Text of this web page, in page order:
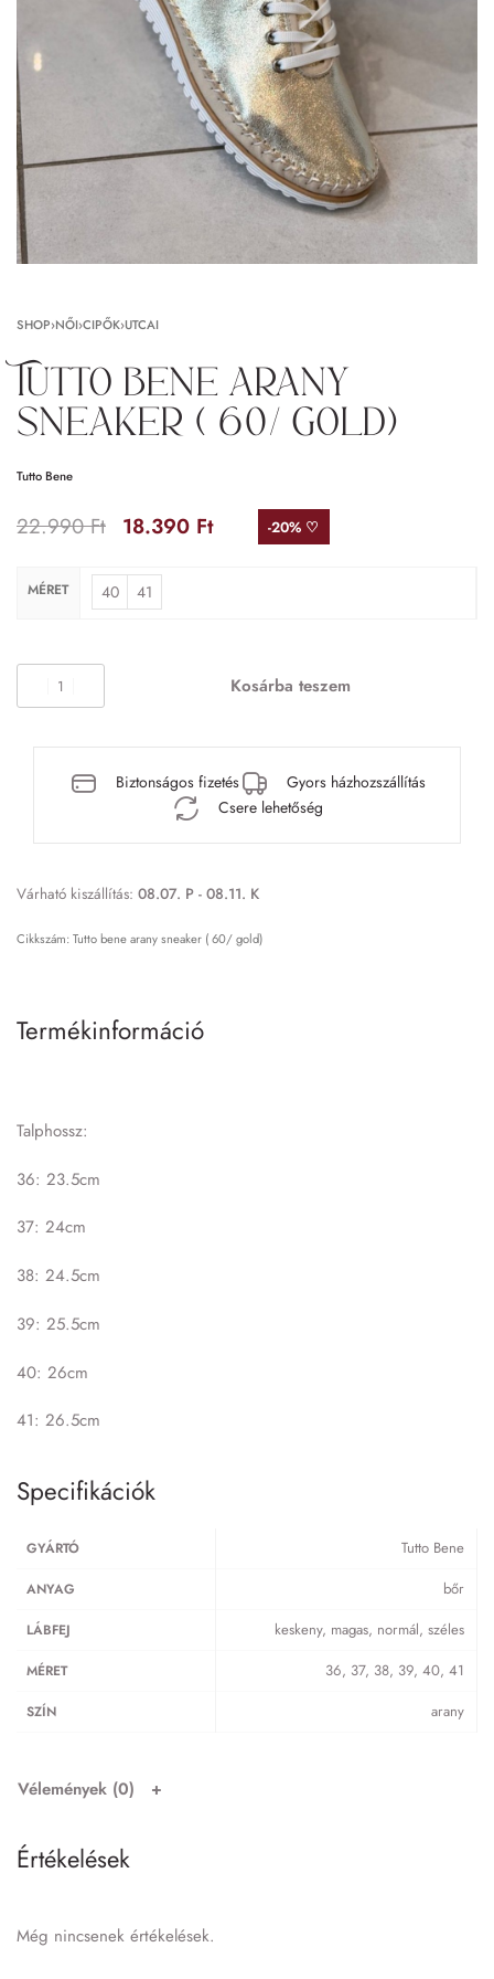
SHOP›NŐI›CIPŐK›UTCAI
Tutto bene arany
sneaker ( 60/ gold)
Tutto Bene
22.990Ft 18.390 Ft -20% ♡
MÉRET 40 41
Kosárba teszem
Biztonságos fizetés
Gyors házhozszállítás
Csere lehetőség
Várható kiszállítás: 08.07. P - 08.11. K
Tutto bene arany sneaker ( 60/ gold)
Termékinformáció
Talphossz:
36: 23.5cm
37: 24cm
38: 24.5cm
39: 25.5cm
40: 26cm
41: 26.5cm
Specifikációk
GYÁRTÓ Tutto Bene
ANYAG bőr
LÁBFEJ keskeny, magas, normál, széles
MÉRET 36, 37, 38, 39, 40, 41
SZÍN arany
Vélemények (0)
Értékelések
Még nincsenek értékelések.